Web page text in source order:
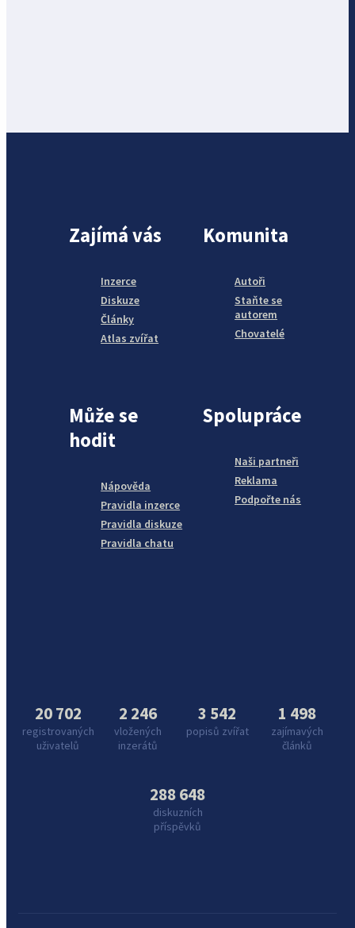
Zajímá vás
Inzerce
Diskuze
Články
Atlas zvířat
Komunita
Autoři
Staňte se
autorem
Chovatelé
Může se
hodit
Nápověda
Pravidla inzerce
Pravidla diskuze
Pravidla chatu
Spolupráce
Naši partneři
Reklama
Podpořte nás
20 702
registrovaných
uživatelů
2 246
vložených
inzerátů
3 542
popisů zvířat
1 498
zajímavých
článků
288 648
diskuzních
příspěvků